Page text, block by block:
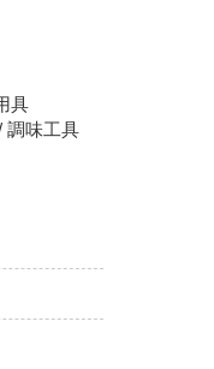
具
調味工具